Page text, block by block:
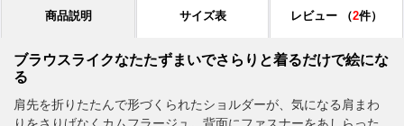
商品説明 サイズ表 レビュー （2件）
ブラウスライクなたたずまいでさらりと着るだけで絵にな
る
肩先を折りたたんで形づくられたショルダーが、気になる肩まわ